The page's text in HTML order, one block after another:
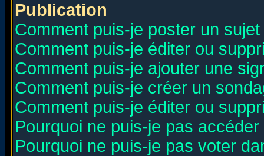
Publication
Comment puis-je poster un
Comment puis-je éditer ou
Comment puis-je ajouter une
Comment puis-je créer un
Comment puis-je éditer ou
Pourquoi ne puis-je pas
Pourquoi ne puis-je pas voter